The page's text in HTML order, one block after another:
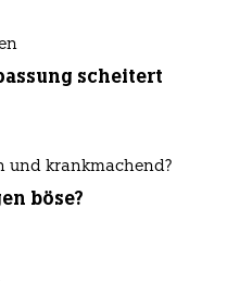
scheitert
und krankmachend?
böse?